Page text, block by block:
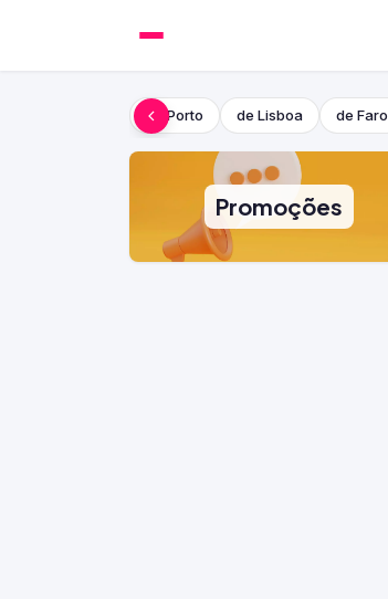
do Porto de Lisboa de Faro
Promoções